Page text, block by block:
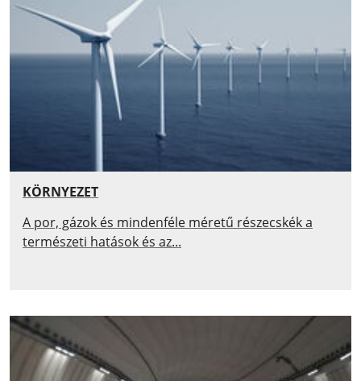
KÖRNYEZET
A por, gázok és mindenféle méretű részecskék a
természeti hatások és az...